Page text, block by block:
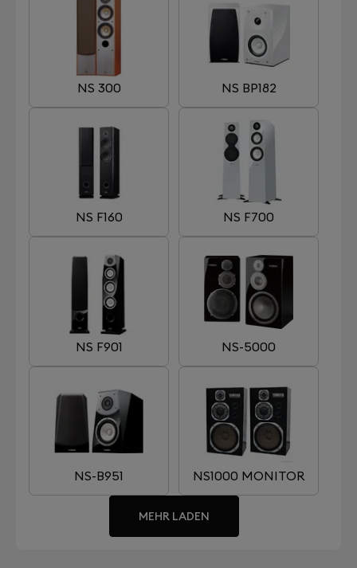
NS 300 NS BP182
NS F160 NS F700
NS F901 NS-5000
NS-B951 NS1000 MONITOR
MEHR LADEN